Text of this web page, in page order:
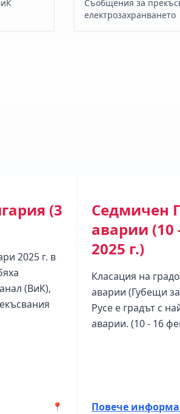
Съобщения за
електрозахранването
(3
2025 г. в
(ВиК),
📍
Седмичен
аварии (10
2025 г.)
Класация на
аварии (Губещи
Русе е градът с
аварии. (10 - 16
Повече